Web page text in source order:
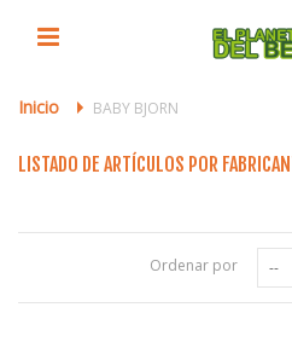
Inicio > BABY BJORN
LISTADO DE ARTÍCULOS POR
Ordenar por --